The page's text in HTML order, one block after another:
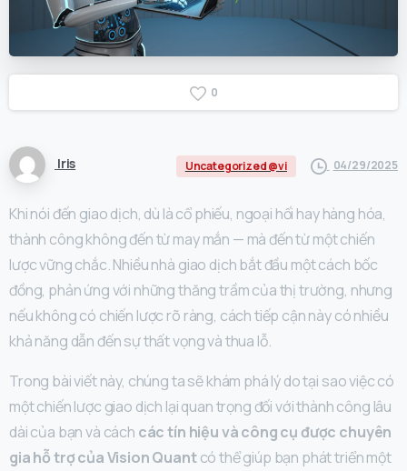
0
Iris Uncategorized @vi 04/29/2025
Khi nói đến giao dịch, dù là cổ phiếu, ngoại hối hay hàng hóa,
thành công không đến từ may mắn — mà đến từ một chiến
lược vững chắc. Nhiều nhà giao dịch bắt đầu một cách bốc
đồng, phản ứng với những thăng trầm của thị trường, nhưng
nếu không có chiến lược rõ ràng, cách tiếp cận này có nhiều
khả năng dẫn đến sự thất vọng và thua lỗ.
Trong bài viết này, chúng ta sẽ khám phá lý do tại sao việc có
một chiến lược giao dịch lại quan trọng đối với thành công lâu
dài của bạn và cách các tín hiệu và công cụ được chuyên
gia hỗ trợ của Vision Quantcó thể giúp bạn phát triển một